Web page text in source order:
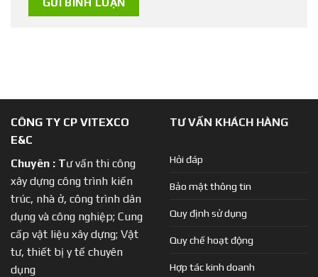
CÔNG TY CP VITEXCO
E&C
Chuyên : Tư vấn thi công
xây dựng công trình kiến
trúc, nhà ở, công trình dân
dụng và công nghiệp; Cung
cấp vật liệu xây dựng; Vật
tư, thiết bị y tế chuyên
dụng
TƯ VẤN KHÁCH HÀNG
Hỏi đáp
Bảo mật thông tin
Quy định sử dụng
Quy chế hoạt động
Hợp tác kinh doanh